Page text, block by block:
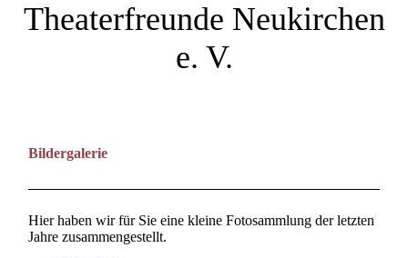
Theaterfreunde Neukirchen
e. V.
Bildergalerie
Hier haben wir für Sie eine kleine Fotosammlung der letzten
Jahre zusammengestellt.